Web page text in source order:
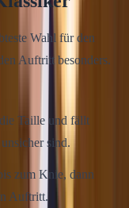
Wahl für den
Auftritt besonders.
Taille und fällt
sind.
zum Knie, dann
Auftritt.